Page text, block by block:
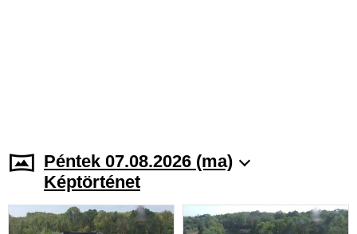
Péntek 07.08.2026 (ma)
Képtörténet